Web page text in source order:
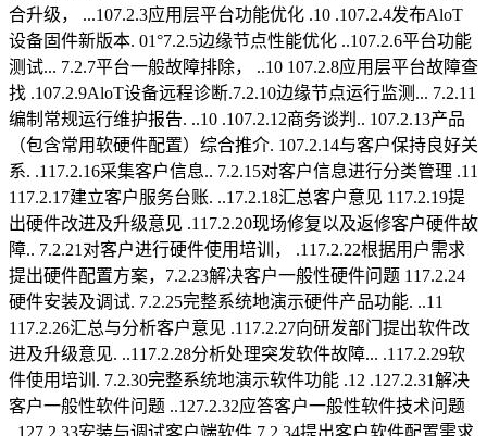
合升级， ...107.2.3应用层平台功能优化 .10 .107.2.4发布AloT
设备固件新版本. 01°7.2.5边缘节点性能优化 ..107.2.6平台功能
测试... 7.2.7平台一般故障排除， ..10 107.2.8应用层平台故障查
找 .107.2.9AloT设备远程诊断.7.2.10边缘节点运行监测... 7.2.11
编制常规运行维护报告. ..10 .107.2.12商务谈判.. 107.2.13产品
（包含常用软硬件配置）综合推介. 107.2.14与客户保持良好关
系. .117.2.16采集客户信息.. 7.2.15对客户信息进行分类管理 .11
117.2.17建立客户服务台账. ..17.2.18汇总客户意见 117.2.19提
出硬件改进及升级意见 .117.2.20现场修复以及返修客户硬件故
障.. 7.2.21对客户进行硬件使用培训， .117.2.22根据用户需求
提出硬件配置方案，7.2.23解决客户一般性硬件问题 117.2.24
硬件安装及调试. 7.2.25完整系统地演示硬件产品功能. ..11
117.2.26汇总与分析客户意见 .117.2.27向研发部门提出软件改
进及升级意见. ..117.2.28分析处理突发软件故障... .117.2.29软
件使用培训. 7.2.30完整系统地演示软件功能 .12 .127.2.31解决
客户一般性软件问题 ..127.2.32应答客户一般性软件技术问题